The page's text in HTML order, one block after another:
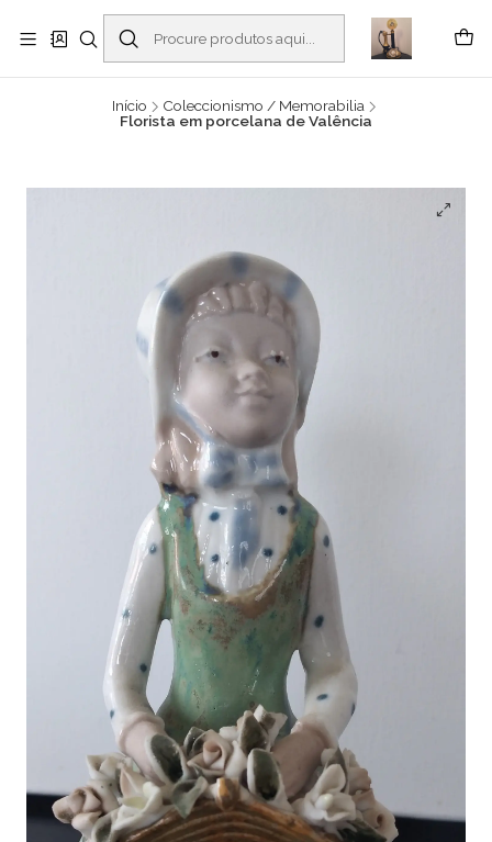
Buscantiguidades - Leilões. Colecionismo e antiguidades em Viana do
Castelo -
Ler mais
Início
Coleccionismo / Memorabilia
Florista em porcelana de Valência